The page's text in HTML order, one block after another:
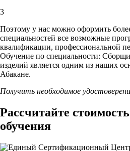
3
Поэтому у нас можно оформить
специальностей все возможные
квалификации, профессиональной
Обучение по специальности:
изделий является одним из наших
Абакане.
Получить необходимое
Рассчитайте
обучения